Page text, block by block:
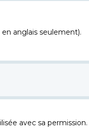
anglais seulement).
avec sa permission.